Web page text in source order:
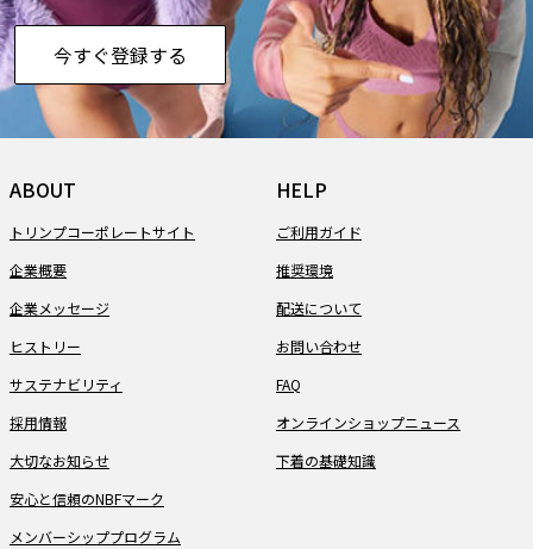
今すぐ登録する
ABOUT
トリンプコーポレートサイト
企業概要
企業メッセージ
ヒストリー
サステナビリティ
採用情報
大切なお知らせ
安心と信頼のNBFマーク
メンバーシッププログラム
HELP
ご利用ガイド
推奨環境
配送について
お問い合わせ
FAQ
オンラインショップニュース
下着の基礎知識